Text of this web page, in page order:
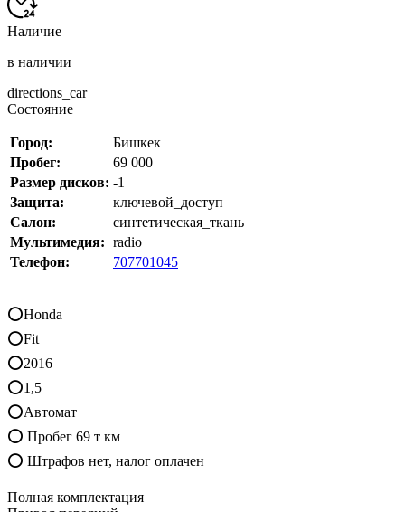
Наличие
в наличии
directions_car
Состояние
Город:
Бишкек
Пробег:
69 000
Размер дисков: -1
Защита:
ключевой_доступ
Салон:
синтетическая_ткань
Мультимедия: radio
Телефон:
707701045
⭕Honda
⭕Fit
⭕2016
⭕1,5
⭕Автомат
⭕ Пробег 69 т км
⭕ Штрафов нет, налог оплачен
Полная комплектация